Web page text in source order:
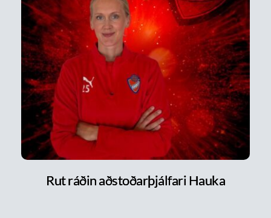
Rut ráðin aðstoðarþjálfari Hauka